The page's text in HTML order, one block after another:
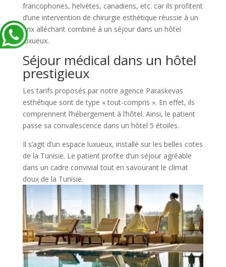
francophones, helvètes, canadiens, etc. car ils profitent
d’une intervention de chirurgie esthétique réussie à un
prix alléchant combiné à un séjour dans un hôtel
luxueux.
Séjour médical dans un hôtel
prestigieux
Les tarifs proposés par notre agence Paraskevas
esthétique sont de type « tout-compris ». En effet, ils
comprennent l’hébergement à l’hôtel. Ainsi, le patient
passe sa convalescence dans un hôtel 5 étoiles.
Il s’agit d’un espace luxueux, installé sur les belles cotes
de la Tunisie. Le patient profite d’un séjour agréable
dans un cadre convivial tout en savourant le climat
doux de la Tunisie.